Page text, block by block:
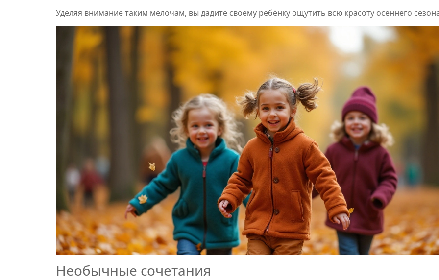
Уделяя внимание таким мелочам, вы дадите своему ребёнку ощутить всю красоту осеннего
Необычные сочетания